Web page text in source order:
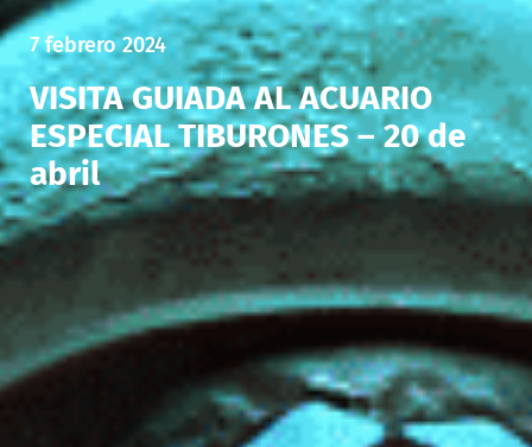
7 febrero 2024
VISITA GUIADA AL ACUARIO
ESPECIAL TIBURONES – 20 de
abril